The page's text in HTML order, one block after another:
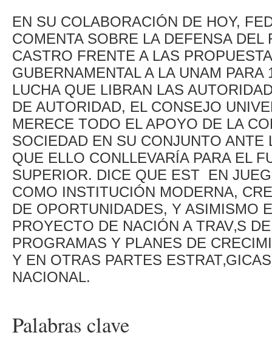
EN SU COLABORACIÓN DE HOY,
COMENTA SOBRE LA DEFENSA
CASTRO FRENTE A LAS
GUBERNAMENTAL A LA UNAM
LUCHA QUE LIBRAN LAS
DE AUTORIDAD, EL CONSEJO
MERECE TODO EL APOYO DE LA
SOCIEDAD EN SU CONJUNTO
QUE ELLO CONLLEVARÍA PARA EL
SUPERIOR. DICE QUE EST EN
COMO INSTITUCIÓN MODERNA,
DE OPORTUNIDADES, Y ASIMISMO
PROYECTO DE NACIÓN A TRAV‚S
PROGRAMAS Y PLANES DE
Y EN OTRAS PARTES
NACIONAL.
Palabras clave